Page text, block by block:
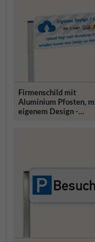
Firmenschild mit
Aluminium Pfosten,
eigenem Design -